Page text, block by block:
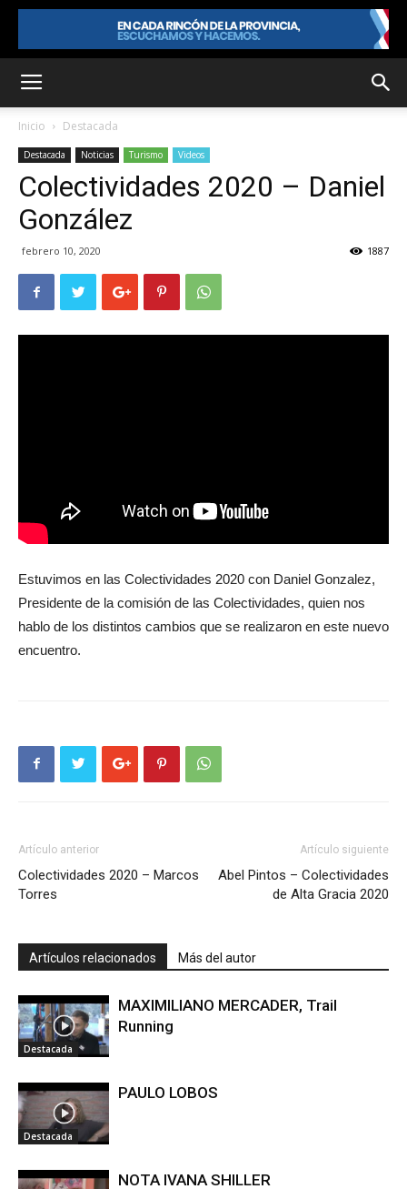
Inicio Destacada
Destacada Noticias Turismo Videos
Colectividades 2020 – Daniel
González
febrero 10, 2020 1887
Estuvimos en las Colectividades 2020 con Daniel Gonzalez,
Presidente de la comisión de las Colectividades, quien nos
hablo de los distintos cambios que se realizaron en este nuevo
encuentro.
Artículo anterior
Colectividades 2020 – Marcos
Torres
Artículo siguiente
Abel Pintos – Colectividades
de Alta Gracia 2020
Artículos relacionados Más del autor
Destacada
MAXIMILIANO MERCADER, Trail
Running
Destacada
PAULO LOBOS
NOTA IVANA SHILLER